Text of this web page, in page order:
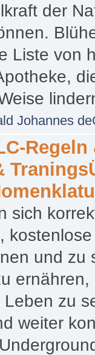
der
Liste von
Johannes
Regeln
sich
und zu
zu
weiter